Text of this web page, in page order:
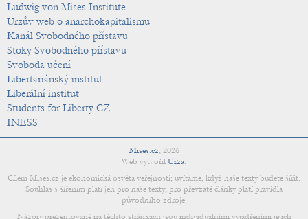
Ludwig von Mises Institute
Urzův web o anarchokapitalismu
Kanál Svobodného přístavu
Stoky Svobodného přístavu
Svoboda učení
Libertariánský institut
Liberální institut
Students for Liberty CZ
INESS
Mises.cz, 2026
Web vytvořil Urza.
Cílem Mises.cz je ekonomická osvěta veřejnosti; uvítáme, když naše texty budete šířit.
Souhlas s šířením platí jen pro naše texty; pro převzaté články platí pravidla
původního zdroje.
Názory prezentované na těchto stránkách jsou individuálními vyjádřeními jejich